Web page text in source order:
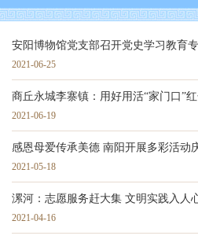
安阳博物馆党支部召开党史学习教育
2021-06-25
商丘永城李寨镇：用好用活“家门口”
2021-06-19
感恩母爱传承美德 南阳开展多彩活动
2021-05-18
漯河：志愿服务赶大集 文明实践入人
2021-04-16